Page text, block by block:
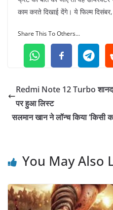
काम करते दिखाई देंगे। ये फिल्म
Share This To Others...
Redmi Note 12 Turbo
पर हुआ लिस्ट
सलमान खान ने लॉन्च किया ‘किसी
You May Also